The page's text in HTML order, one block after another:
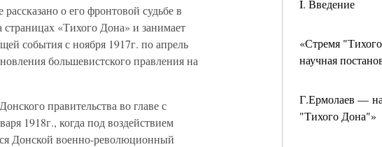
I. Введение
«Стремя
научная
Г.Ермолаев —
"Тихого Дона"»
о его фронтовой судьбе в
«Тихого Дона» и занимает
события с ноября 1917г. по апрель
большевистского правления на
правительства во главе с
1918г., когда под воздействием
Донской военно-революционный